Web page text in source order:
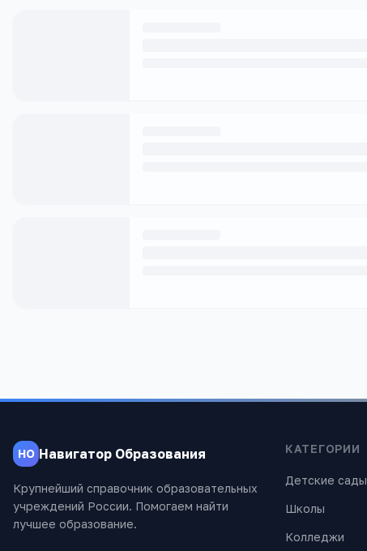
НО Навигатор Образования
Крупнейший справочник образовательных
учреждений России. Помогаем найти
лучшее образование.
КАТЕГОРИИ
Детские сады
Школы
Колледжи